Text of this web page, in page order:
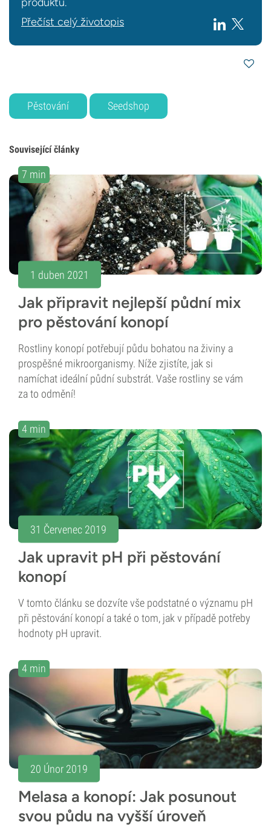
Přečíst celý životopis
Pěstování Seedshop
Související články
7 min
1 duben 2021
Jak připravit nejlepší půdní mix
pro pěstování konopí
Rostliny konopí potřebují půdu bohatou na živiny a
prospěšné mikroorganismy. Níže zjistíte, jak si
namíchat ideální půdní substrát. Vaše rostliny se vám
za to odmění!
4 min
31 Červenec 2019
Jak upravit pH při pěstování
konopí
V tomto článku se dozvíte vše podstatné o významu pH
při pěstování konopí a také o tom, jak v případě potřeby
hodnoty pH upravit.
4 min
20 Únor 2019
Melasa a konopí: Jak posunout
svou půdu na vyšší úroveň